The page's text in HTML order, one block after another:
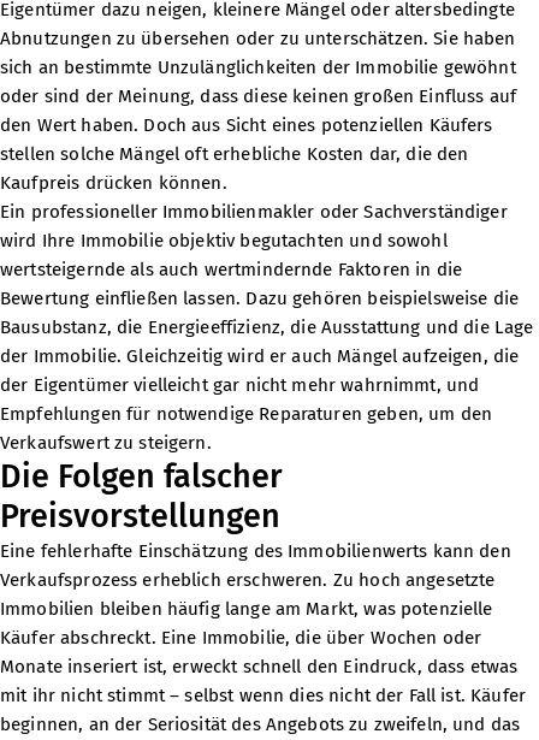
Eigentümer dazu neigen, kleinere Mängel oder altersbedingte
Abnutzungen zu übersehen oder zu unterschätzen. Sie haben
sich an bestimmte Unzulänglichkeiten der Immobilie gewöhnt
oder sind der Meinung, dass diese keinen großen Einfluss auf
den Wert haben. Doch aus Sicht eines potenziellen Käufers
stellen solche Mängel oft erhebliche Kosten dar, die den
Kaufpreis drücken können.
Ein professioneller Immobilienmakler oder Sachverständiger
wird Ihre Immobilie objektiv begutachten und sowohl
wertsteigernde als auch wertmindernde Faktoren in die
Bewertung einfließen lassen. Dazu gehören beispielsweise die
Bausubstanz, die Energieeffizienz, die Ausstattung und die Lage
der Immobilie. Gleichzeitig wird er auch Mängel aufzeigen, die
der Eigentümer vielleicht gar nicht mehr wahrnimmt, und
Empfehlungen für notwendige Reparaturen geben, um den
Verkaufswert zu steigern.
Die Folgen falscher
Preisvorstellungen
Eine fehlerhafte Einschätzung des Immobilienwerts kann den
Verkaufsprozess erheblich erschweren. Zu hoch angesetzte
Immobilien bleiben häufig lange am Markt, was potenzielle
Käufer abschreckt. Eine Immobilie, die über Wochen oder
Monate inseriert ist, erweckt schnell den Eindruck, dass etwas
mit ihr nicht stimmt – selbst wenn dies nicht der Fall ist. Käufer
beginnen, an der Seriosität des Angebots zu zweifeln, und das